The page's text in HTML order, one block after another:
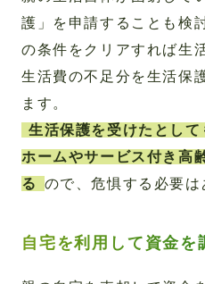
護」を申請することも検
の条件をクリアすれば生
生活費の不足分を生活保
ます。
生活保護を受けたとし
ホームやサービス付き高
る
ので、危惧する必要は
自宅を利用して資金を